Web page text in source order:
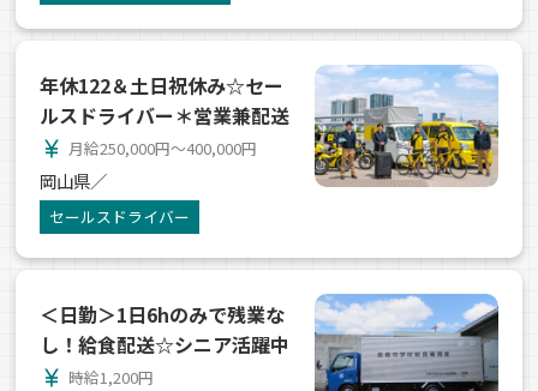
年休122＆土日祝休み☆セー
ルスドライバー＊営業兼配送
currency_yen 月給250,000円～400,000円
岡山県／
セールスドライバー
＜日勤＞1日6hのみで残業な
し！給食配送☆シニア活躍中
currency_yen 時給1,200円